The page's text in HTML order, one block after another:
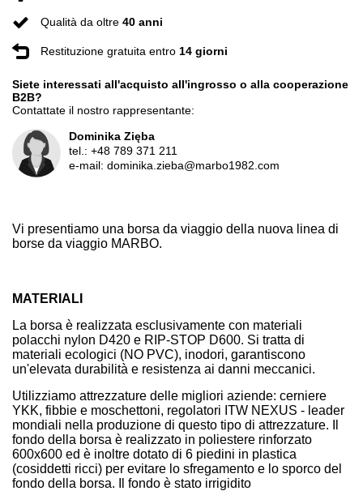
Qualità da oltre 40 anni
Restituzione gratuita entro 14 giorni
Siete interessati all'acquisto all'ingrosso o alla cooperazione
B2B?
Contattate il nostro rappresentante:
Dominika Zięba
tel.: +48 789 371 211
e-mail: dominika.zieba@marbo1982.com
Vi presentiamo una borsa da viaggio della nuova linea di
borse da viaggio MARBO.
MATERIALI
La borsa è realizzata esclusivamente con materiali
polacchi nylon D420 e RIP-STOP D600. Si tratta di
materiali ecologici (NO PVC), inodori, garantiscono
un'elevata durabilità e resistenza ai danni meccanici.
Utilizziamo attrezzature delle migliori aziende: cerniere
YKK, fibbie e moschettoni, regolatori ITW NEXUS - leader
mondiali nella produzione di questo tipo di attrezzature. Il
fondo della borsa è realizzato in poliestere rinforzato
600x600 ed è inoltre dotato di 6 piedini in plastica
(cosiddetti ricci) per evitare lo sfregamento e lo sporco del
fondo della borsa. Il fondo è stato irrigidito